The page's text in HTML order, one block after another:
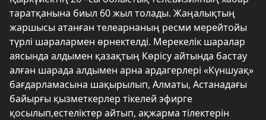
таратқанына биыл 60 жыл толады. Жаңалықтың
жаршысы атанған телеарнаның ресми мерейтойы
түрлі шаралармен өрнектелді. Мерекелік шаралар
аясында алдымен қазақтың Көрісу айтында бастау
алған шарада алдымен арна ардагерлері «Күншуақ»
бағдарламасына шақырылып, Алматы, Астанадағы
байырғы қызметкерлер тікелей эфирге
қосылып,естеліктер айтып, ақжарма тілектерін